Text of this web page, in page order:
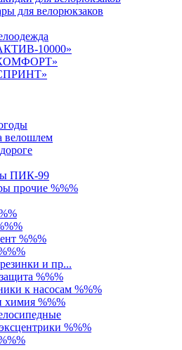
для велорюкзаков
10000»
велошлем
ПИК-99
прочие %%%
%%%
и пр...
%%%
к насосам %%%
химия %%%
%%%